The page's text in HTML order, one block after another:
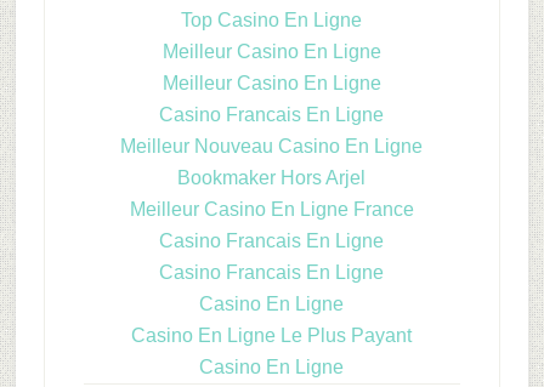
Top Casino En Ligne
Meilleur Casino En Ligne
Meilleur Casino En Ligne
Casino Francais En Ligne
Meilleur Nouveau Casino En Ligne
Bookmaker Hors Arjel
Meilleur Casino En Ligne France
Casino Francais En Ligne
Casino Francais En Ligne
Casino En Ligne
Casino En Ligne Le Plus Payant
Casino En Ligne